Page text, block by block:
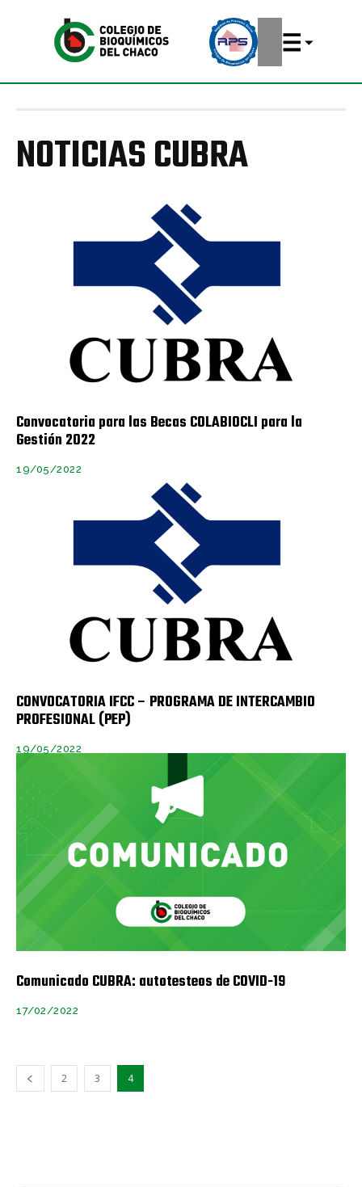
NOTICIAS CUBRA
Convocatoria para las Becas COLABIOCLI para la
Gestión 2022
19/05/2022
CONVOCATORIA IFCC – PROGRAMA DE INTERCAMBIO
PROFESIONAL (PEP)
19/05/2022
Comunicado CUBRA: autotesteos de COVID-19
17/02/2022
2 3 4